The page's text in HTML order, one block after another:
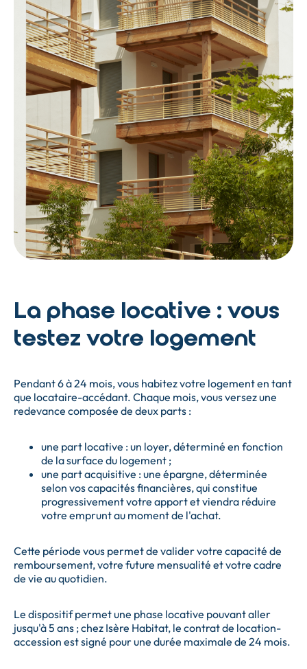
La phase locative : vous
testez votre logement
Pendant 6 à 24 mois, vous habitez votre logement en tant
que locataire-accédant. Chaque mois, vous versez une
redevance composée de deux parts :
une part locative : un loyer, déterminé en fonction
de la surface du logement ;
une part acquisitive : une épargne, déterminée
selon vos capacités financières, qui constitue
progressivement votre apport et viendra réduire
votre emprunt au moment de l'achat.
Cette période vous permet de valider votre capacité de
remboursement, votre future mensualité et votre cadre
de vie au quotidien.
Le dispositif permet une phase locative pouvant aller
jusqu'à 5 ans ; chez Isère Habitat, le contrat de location-
accession est signé pour une durée maximale de 24 mois.